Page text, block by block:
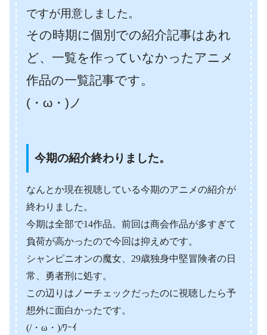
ですが用意しました。
その時期に個別での紹介記事はあれ
ど、一覧を作っていなかったアニメ
作品の一覧記事です。
(・ω・)ノ
今期の紹介終わりました。
なんとか現在視聴している今期のアニメの紹介が
終わりました。
今期は全部で14作品。前回は商会作品が多すぎて
負荷が高かったので今回は抑えめです。
シャンピニオンの魔女、29歳独身中堅冒険者の日
常、勇者刑に処す。
この辺りはノーチェックだったのに視聴したら予
想外に面白かったです。
(/・ω・)/ﾜｰｲ